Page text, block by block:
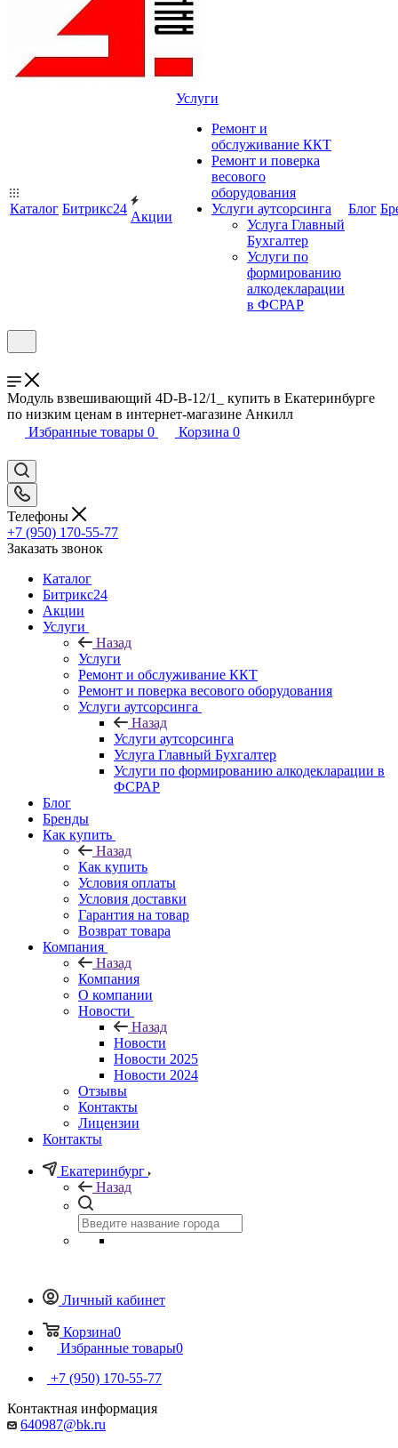
Каталог Битрикс24
Акции
Услуги
Ремонт и
обслуживание ККТ
Ремонт и поверка
весового
оборудования
Услуги аутсорсинга
Услуга Главный
Бухгалтер
Услуги по
формированию
алкодекларации
в ФСРАР
Блог
Модуль взвешивающий 4D-B-12/1_ купить в Екатеринбурге
по низким ценам в интернет-магазине Анкилл
Избранные товары 0 Корзина 0
Телефоны
+7 (950) 170-55-77
Заказать звонок
Каталог
Битрикс24
Акции
Услуги
Назад
Услуги
Ремонт и обслуживание ККТ
Ремонт и поверка весового оборудования
Услуги аутсорсинга
Назад
Услуги аутсорсинга
Услуга Главный Бухгалтер
Услуги по формированию алкодекларации в
ФСРАР
Блог
Бренды
Как купить
Назад
Как купить
Условия оплаты
Условия доставки
Гарантия на товар
Возврат товара
Компания
Назад
Компания
О компании
Новости
Назад
Новости
Новости 2025
Новости 2024
Отзывы
Контакты
Лицензии
Контакты
Екатеринбург
Назад
Личный кабинет
Корзина0
Избранные товары0
+7 (950) 170-55-77
Контактная информация
640987@bk.ru